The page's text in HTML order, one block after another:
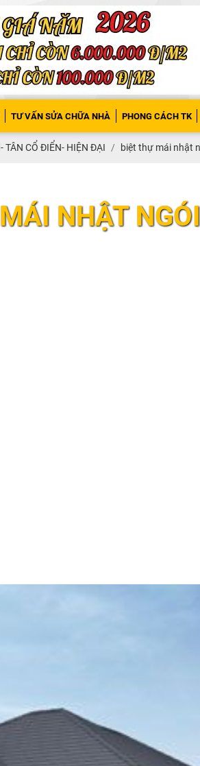
TƯ VẤN SỬA CHỮA NHÀ PHONG CÁCH TK
TÂN CỔ ĐIỂN- HIỆN ĐẠI biệt thự mái nhật
NHẬT